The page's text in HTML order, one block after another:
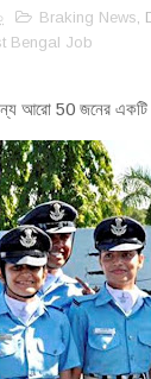
Braking News,
Bengal Job
আরো 50 জনের একটি